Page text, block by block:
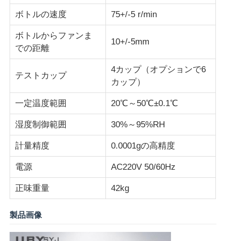
ユニバーサルテストマシン
衝撃試験機
摩耗の試験機
ゴム製試験装置
履物試験装置
建築材料の試験装置
パッケージ試験装置
接着剤試験装置
ボトルの速度 75+/-5 r/min
ボトルからファンま
での距離
10+/-5mm
テストカップ
4カップ（オプションで6
カップ）
一定温度範囲 20℃～50℃±0.1℃
湿度制御範囲 30%～95%RH
計量精度 0.0001gの高精度
電源 AC220V 50/60Hz
正味重量 42kg
製品画像